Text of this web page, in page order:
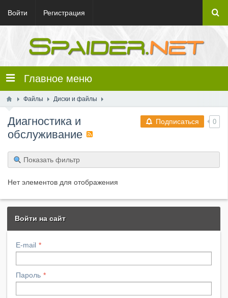
Войти Регистрация
Главное меню
Файлы Диски и файлы
Подписаться 0
Диагностика и
обслуживание
Показать фильтр
Нет элементов для отображения
Войти на сайт
E-mail
Пароль